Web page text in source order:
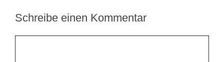
Schreibe einen Kommentar